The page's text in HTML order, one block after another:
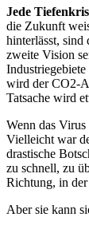
Jede
die Zukunft
hinterlässt, sind
zweite Vision
wird der CO2-
Tatsache wird
Wenn das
Vielleicht war
drastische
zu schnell, zu
Richtung, in
Aber sie kann